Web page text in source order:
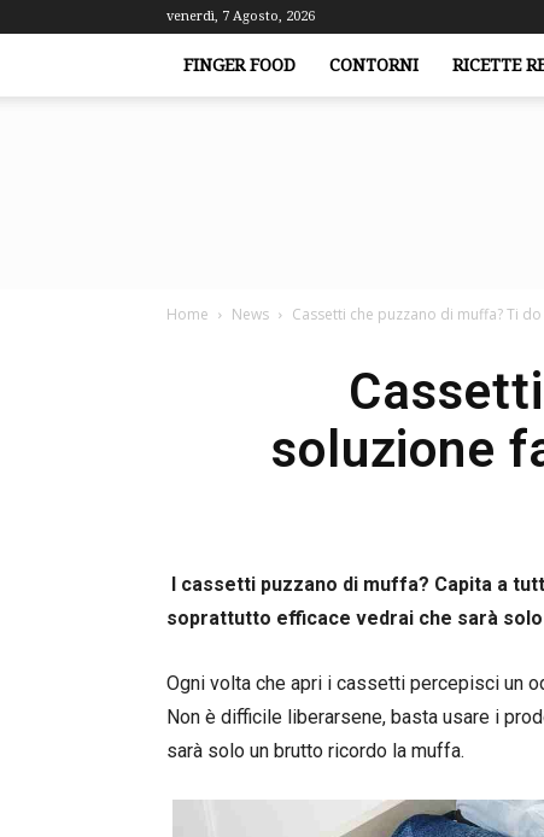
venerdì, 7 Agosto, 2026
FINGER FOOD CONTORNI RICETTE
Home News Cassetti che puzzano di muffa? Ti
soluzione
I cassetti puzzano di muffa? Capita a
soprattutto efficace vedrai che sarà
Ogni volta che apri i cassetti percepisci un
Non è difficile liberarsene, basta usare i
sarà solo un brutto ricordo la muffa.